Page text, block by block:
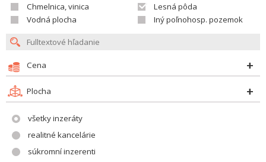
Chmelnica, vinica
Lesná pôda
Vodná plocha
Iný poľnohosp. pozemok
Cena
Plocha
všetky inzeráty
realitné kancelárie
súkromní inzerenti